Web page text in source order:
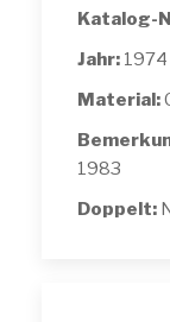
Katalog-
Jahr: 1974
Material:
1983
Doppelt: